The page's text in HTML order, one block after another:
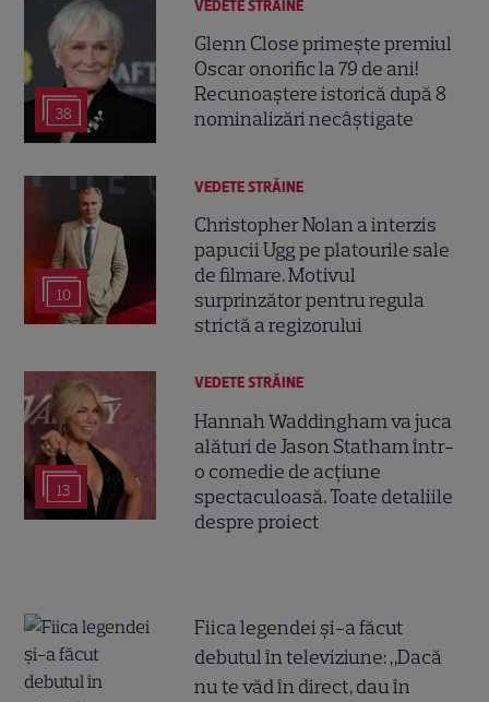
38
VEDETE STRĂINE
Glenn Close primește premiul
Oscar onorific la 79 de ani!
Recunoaștere istorică după 8
nominalizări necâștigate
10
VEDETE STRĂINE
Christopher Nolan a interzis
papucii Ugg pe platourile sale
de filmare. Motivul
surprinzător pentru regula
strictă a regizorului
13
VEDETE STRĂINE
Hannah Waddingham va juca
alături de Jason Statham într-
o comedie de acțiune
spectaculoasă. Toate detaliile
despre proiect
Fiica legendei și-a făcut
debutul în televiziune: „Dacă
nu te văd în direct, dau în